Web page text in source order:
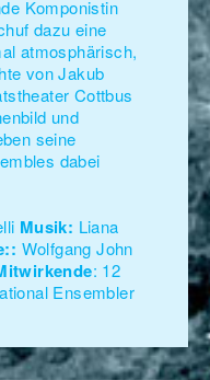
Komponistin
dazu eine
atmosphärisch,
von Jakub
Cottbus
und
seine
dabei
Musik: Liana
Wolfgang John
: 12
Ensembler